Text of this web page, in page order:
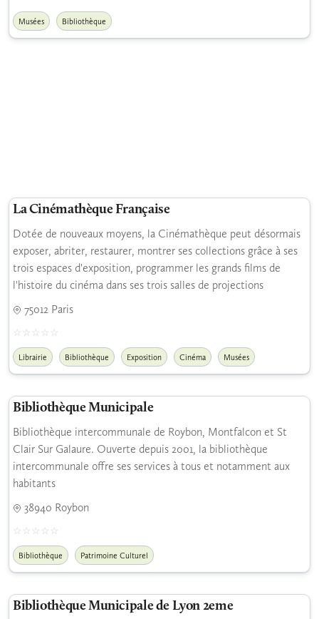
Musées Bibliothèque
La Cinémathèque Française
Dotée de nouveaux moyens, la Cinémathèque peut désormais
exposer, abriter, restaurer, montrer ses collections grâce à ses
trois espaces d'exposition, programmer les grands films de
l'histoire du cinéma dans ses trois salles de projections
75012 Paris
Librairie Bibliothèque Exposition Cinéma Musées
Bibliothèque Municipale
Bibliothèque intercommunale de Roybon, Montfalcon et St
Clair Sur Galaure. Ouverte depuis 2001, la bibliothèque
intercommunale offre ses services à tous et notamment aux
habitants
38940 Roybon
Bibliothèque Patrimoine Culturel
Bibliothèque Municipale de Lyon 2eme